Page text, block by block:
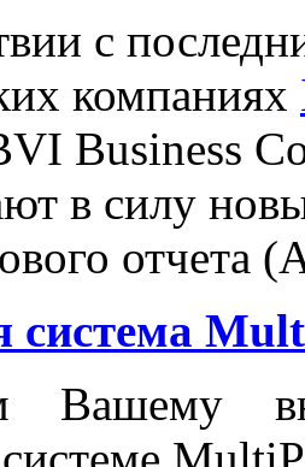
с
компаниях
Business
в силу
отчета
система
Вашему